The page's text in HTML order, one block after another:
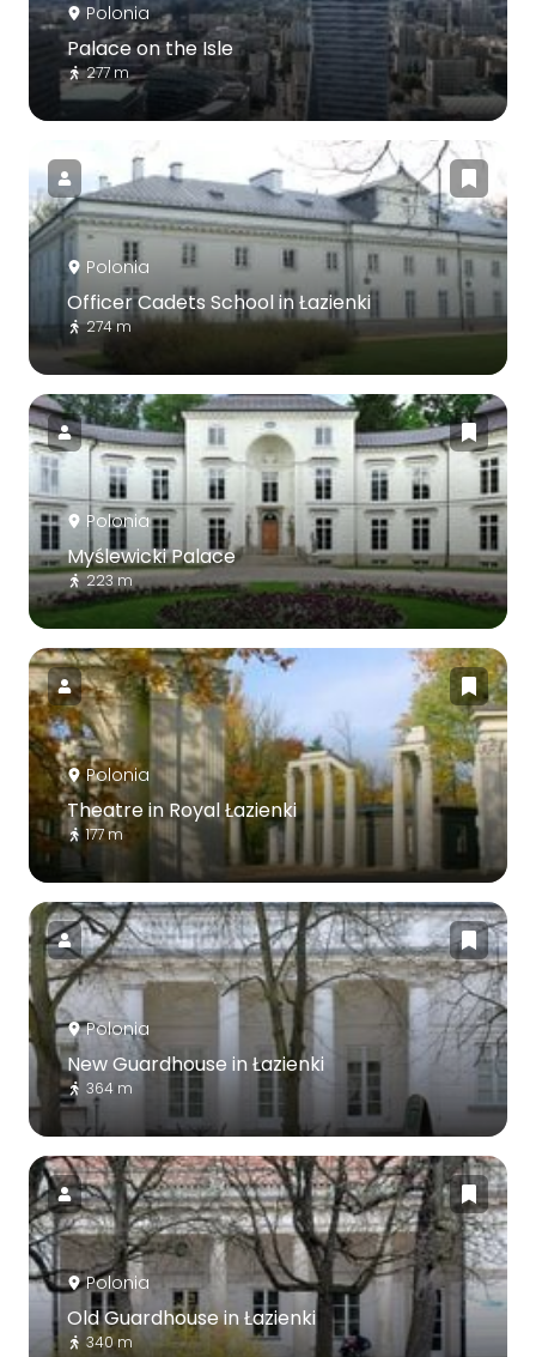
Polonia
Palace on the Isle
277 m
Polonia
Officer Cadets School in Łazienki
274 m
Polonia
Myślewicki Palace
223 m
Polonia
Theatre in Royal Łazienki
177 m
Polonia
New Guardhouse in Łazienki
364 m
Polonia
Old Guardhouse in Łazienki
340 m